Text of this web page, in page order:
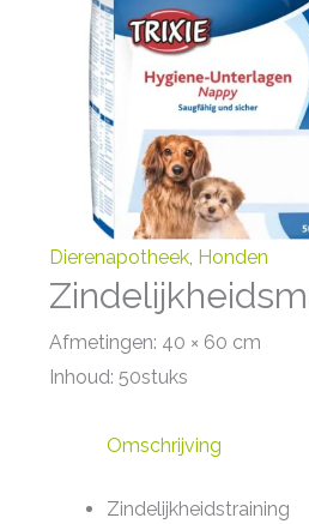
Dierenapotheek, Honden
Afmetingen: 40 × 60 cm
Inhoud: 50stuks
Omschrijving
Zindelijkheidstraining